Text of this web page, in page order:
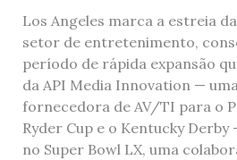
Los Angeles marca a estreia
setor de entretenimento,
período de rápida expansão
da API Media Innovation —
fornecedora de AV/TI para o
Ryder Cup e o Kentucky Derby
no Super Bowl LX, uma